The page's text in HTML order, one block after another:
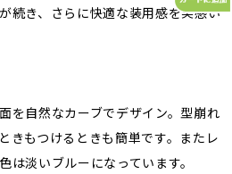
続き、さらに快適な装用感を実感い
を自然なカーブでデザイン。型崩れ
きもつけるときも簡単です。またレ
は淡いブルーになっています。